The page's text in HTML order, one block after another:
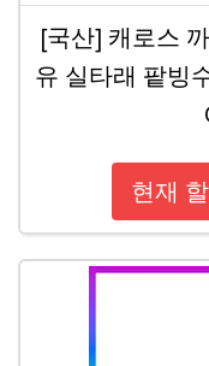
[국산] 캐로스
유 실타래 팥빙
현재